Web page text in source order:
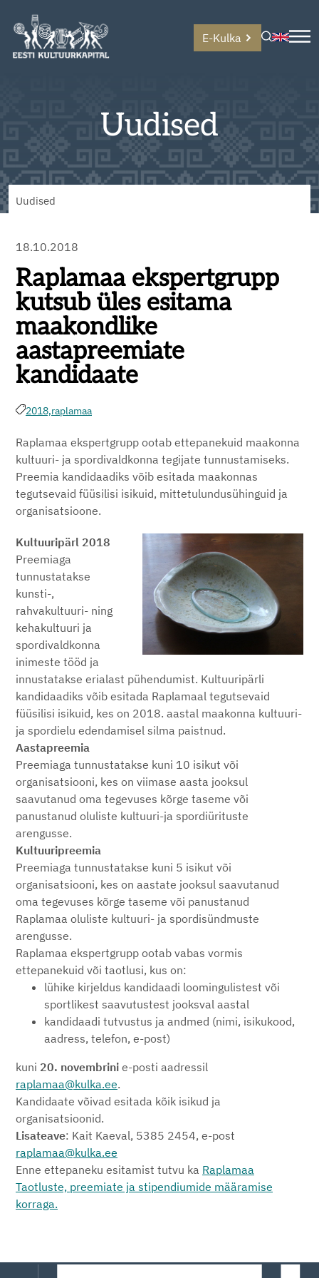
E-Kulka
Uudised
Uudised
18.10.2018
Raplamaa ekspertgrupp
kutsub üles esitama
maakondlike
aastapreemiate
kandidaate
2018,raplamaa
Raplamaa ekspertgrupp ootab ettepanekuid maakonna
kultuuri- ja spordivaldkonna tegijate tunnustamiseks.
Preemia kandidaadiks võib esitada maakonnas
tegutsevaid füüsilisi isikuid, mittetulundusühinguid ja
organisatsioone.
Kultuuripärl 2018
Preemiaga
tunnustatakse
kunsti-,
rahvakultuuri- ning
kehakultuuri ja
spordivaldkonna
inimeste tööd ja
innustatakse erialast pühendumist. Kultuuripärli
kandidaadiks võib esitada Raplamaal tegutsevaid
füüsilisi isikuid, kes on 2018. aastal maakonna kultuuri-
ja spordielu edendamisel silma paistnud.
Aastapreemia
Preemiaga tunnustatakse kuni 10 isikut või
organisatsiooni, kes on viimase aasta jooksul
saavutanud oma tegevuses kõrge taseme või
panustanud oluliste kultuuri-ja spordiürituste
arengusse.
Kultuuripreemia
Preemiaga tunnustatakse kuni 5 isikut või
organisatsiooni, kes on aastate jooksul saavutanud
oma tegevuses kõrge taseme või panustanud
Raplamaa oluliste kultuuri- ja spordisündmuste
arengusse.
Raplamaa ekspertgrupp ootab vabas vormis
ettepanekuid või taotlusi, kus on:
lühike kirjeldus kandidaadi loomingulistest või
sportlikest saavutustest jooksval aastal
kandidaadi tutvustus ja andmed (nimi, isikukood,
aadress, telefon, e-post)
kuni 20. novembrini e-posti aadressil
raplamaa@kulka.ee.
Kandidaate võivad esitada kõik isikud ja
organisatsioonid.
Lisateave: Kait Kaeval, 5385 2454, e-post
raplamaa@kulka.ee
Enne ettepaneku esitamist tutvu ka Raplamaa
Taotluste, preemiate ja stipendiumide määramise
korraga.